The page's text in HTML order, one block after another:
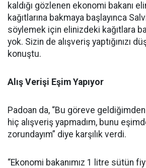
kaldığı gözlenen ekonomi bakanı
kağıtlarına bakmaya başlayınca
söylemek için elinizdeki kağıtlara
yok. Sizin de alışveriş yaptığınızı
konuştu.
Alış Verişi Eşim Yapıyor
Padoan da, “Bu göreve
hiç alışveriş yapmadım, bunu
zorundayım” diye karşılık verdi.
“Ekonomi bakanımız 1 litre sütün